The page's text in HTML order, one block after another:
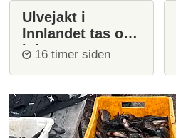
Ulvejakt i
Innlandet tas opp
igjen
16 timer siden